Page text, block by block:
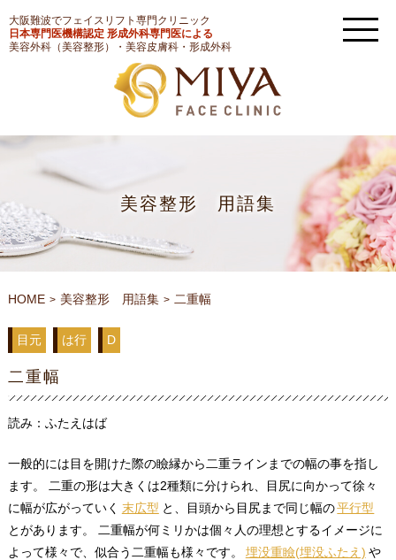
大阪難波でフェイスリフト専門クリニック
日本専門医機構認定 形成外科専門医による
美容外科（美容整形）・美容皮膚科・形成外科
美容整形 用語集
HOME 美容整形 用語集 二重幅
目元 は行 D
二重幅
読み：ふたえはば
一般的には目を開けた際の瞼縁から二重ラインまでの幅の事を指し
ます。 二重の形は大きくは2種類に分けられ、目尻に向かって徐々
に幅が広がっていく 末広型 と、目頭から目尻まで同じ幅の平行型
とがあります。 二重幅が何ミリかは個々人の理想とするイメージに
よって様々で、似合う二重幅も様々です。
埋没重瞼(埋没ふたえ) や